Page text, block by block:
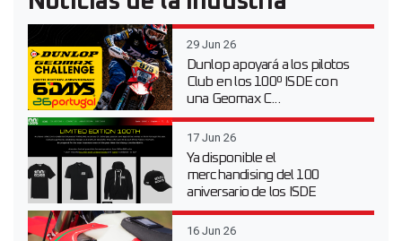
29 Jun 26
Dunlop apoyará a los pilotos
Club en los 100º ISDE con
una Geomax C...
17 Jun 26
Ya disponible el
merchandising del 100
aniversario de los ISDE
16 Jun 26